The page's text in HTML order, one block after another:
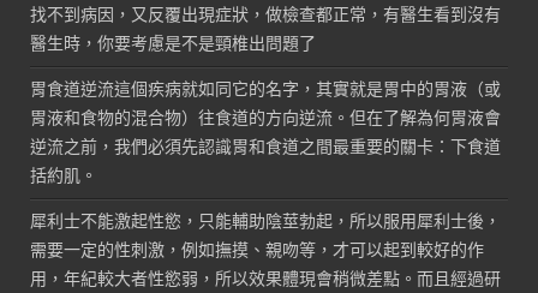
找不到病因，又反覆出現症狀，做檢查都正常，有醫生看到沒有
醫生時，你要考慮是不是頸椎出問題了
胃食道逆流這個疾病就如同它的名字，其實就是胃中的胃液（或
胃液和食物的混合物）往食道的方向逆流。但在了解為何胃液會
逆流之前，我們必須先認識胃和食道之間最重要的關卡：下食道
括約肌。
犀利士不能激起性慾，只能輔助陰莖勃起，所以服用犀利士後，
需要一定的性刺激，例如撫摸、親吻等，才可以起到較好的作
用，年紀較大者性慾弱，所以效果體現會稍微差點。而且經過研